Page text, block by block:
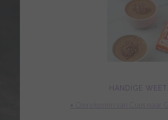
HANDIGE
• Omrekenen van Cups naar